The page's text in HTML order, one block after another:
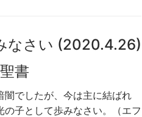
なさい (2020.4.26)
聖書
闇でしたが、今は主に結ばれ
子として歩みなさい。（エフ